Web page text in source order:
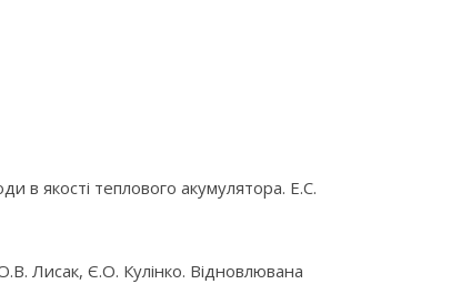
в якості теплового акумулятора. Е.С.
Лисак, Є.О. Кулінко. Відновлювана